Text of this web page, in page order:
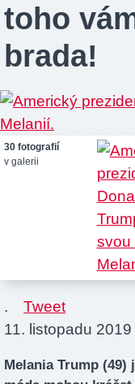
toho
brada!
30 fotografií
v galerii
.
Tweet
11. listopadu 2019
Melania Trump